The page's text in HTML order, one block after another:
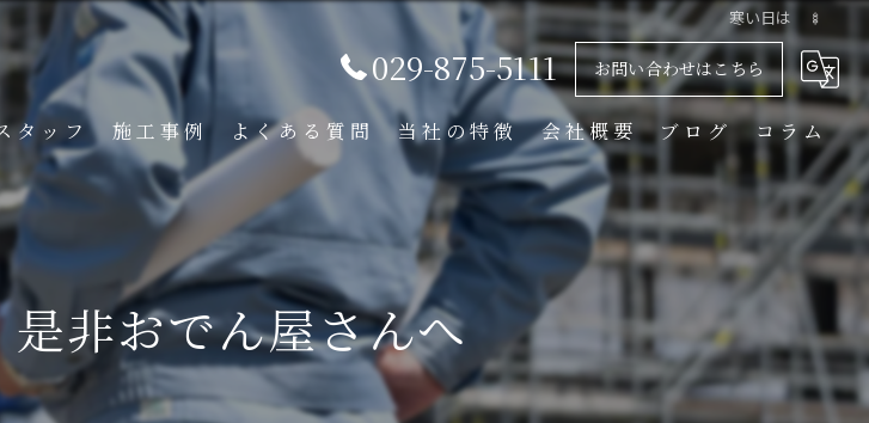
寒い日は 🍢
029-875-5111 お問い合わせはこちら
タッフ 施工事例 よくある質問 当社の特徴
足場解体工事
足場組立工事
プラント工事
リース
会社概要 ブログ コラム
非おでん屋さんへ